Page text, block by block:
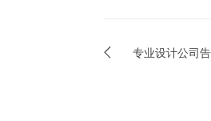
专业设计公司